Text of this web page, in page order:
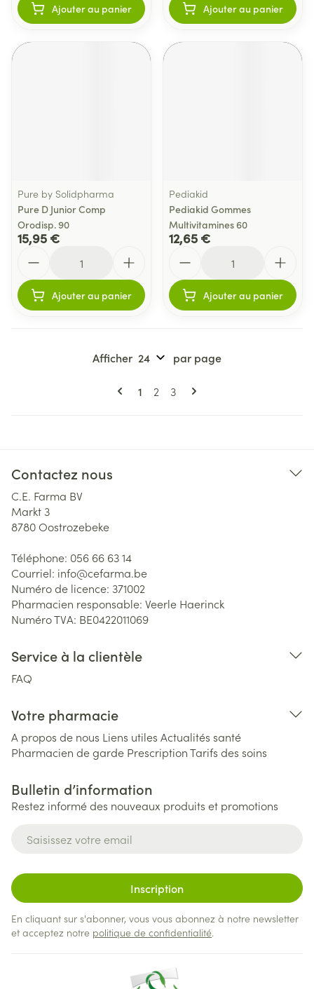
Ajouter au panier Ajouter au panier
Pure by Solidpharma
Pure D Junior Comp
Orodisp. 90
15,95 €
Ajouter au panier
Pediakid
Pediakid Gommes
Multivitamines 60
12,65 €
Ajouter au panier
Pages
Vous lisez actuellement la page
1 Page
2 Page
3
Afficher par page
Contactez nous
C.E. Farma BV
Markt 3
8780Oostrozebeke
Téléphone: 056 66 63 14
Courriel: info@cefarma.be
Numéro de licence: 371002
Pharmacien responsable: Veerle Haerinck
Numéro TVA: BE0422011069
Service à la clientèle
FAQ
Votre pharmacie
A propos de nous Liens utiles Actualités santé
Pharmacien de garde PrescriptionTarifs des soins
Bulletin d’information
Restez informé des nouveaux produits et promotions
Inscription
En cliquant sur s'abonner, vous vous abonnez à notre newsletter
et acceptez notre politique de confidentialité.